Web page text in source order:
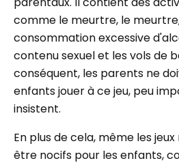
comme le meurtre, le
consommation excessive
contenu sexuel et les vols de
conséquent, les parents ne
enfants jouer à ce jeu, peu
insistent.
En plus de cela, même les
être nocifs pour les enfants,